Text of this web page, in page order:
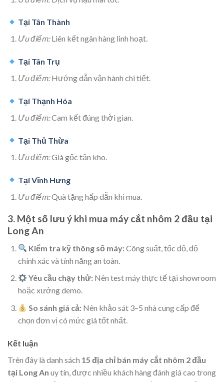
Tại Tân Thành
Ưu điểm:Liên kết ngân hàng linh hoạt.
Tại Tân Trụ
Ưu điểm:Hướng dẫn vận hành chi tiết.
Tại Thạnh Hóa
Ưu điểm:Cam kết đúng thời gian.
Tại Thủ Thừa
Ưu điểm:Giá gốc tận kho.
Tại Vĩnh Hưng
Ưu điểm:Quà tặng hấp dẫn khi mua.
3. Một số lưu ý khi mua máy cắt nhôm 2 đầu tại
Long An
Kiểm tra kỹ thông số máy:Công suất, tốc độ, độ
chính xác và tính năng an toàn.
Yêu cầu chạy thử: Nên test máy thực tế tại showroom
hoặc xưởng demo.
So sánh giá cả: Nên khảo sát 3–5 nhà cung cấp để
chọn đơn vị có mức giá tốt nhất.
Kết luận
Trên đây là danh sách 15 địa chỉ bán máy cắt nhôm 2 đầu
tại Long An uy tín, được nhiều khách hàng đánh giá cao trong